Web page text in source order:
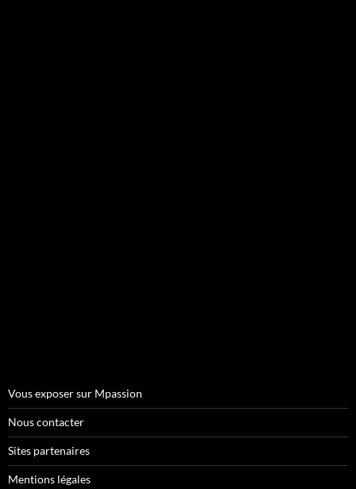
Vous exposer sur Mpassion
Nous contacter
Sites partenaires
Mentions légales